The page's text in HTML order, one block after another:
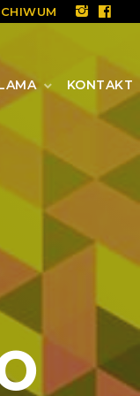
KONTAKT